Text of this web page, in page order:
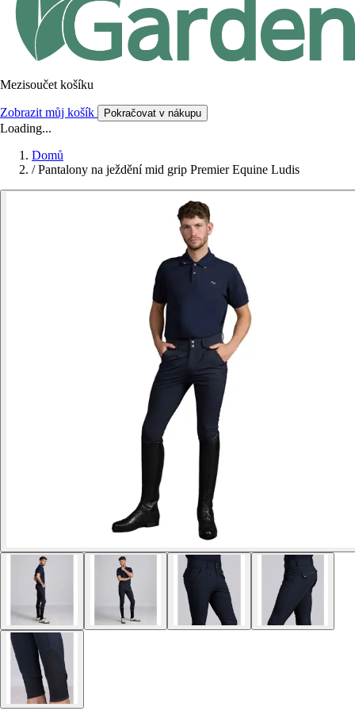
Mezisoučet košíku
Zobrazit můj košík Pokračovat v nákupu
Loading...
Domů
/ Pantalony na ježdění mid grip Premier Equine Ludis